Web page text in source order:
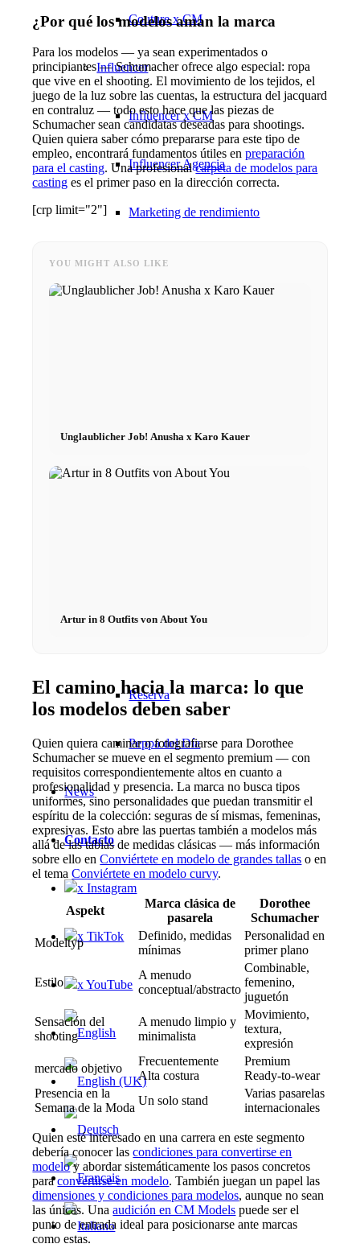
Couture x CM
Influencer
Influencer x CM
Influencer Agencia
Marketing de rendimiento
Marketing de Influencers
Reserva
Peppa del Día
News
Contacto
x Instagram
x TikTok
x YouTube
¿Por qué los modelos aman la marca
Para los modelos — ya sean experimentados o
principiantes — Schumacher ofrece algo especial: ropa
que vive en el shooting. El movimiento de los tejidos, el
juego de la luz sobre las cuentas, la estructura del jacquard
en contraluz — todo esto hace que las piezas de
Schumacher sean candidatas deseadas para shootings.
Quien quiera saber cómo prepararse para este tipo de
empleo, encontrará fundamentos útiles enpreparación
para el casting. Una profesionalcarpeta de modelos para
casting es el primer paso en la dirección correcta.
[crp limit="2"]
YOU MIGHT ALSO LIKE
Unglaublicher Job! Anusha x Karo Kauer
Artur in 8 Outfits von About You
El camino hacia la marca: lo que
los modelos deben saber
Quien quiera caminar o fotografiarse para Dorothee
Schumacher se mueve en el segmento premium — con
requisitos correspondientemente altos en cuanto a
profesionalidad y presencia. La marca no busca tipos
uniformes, sino personalidades que puedan transmitir el
espíritu de la colección: seguras de sí mismas, femeninas,
expresivas. Esto abre las puertas también a modelos más
allá de las tablas de medidas clásicas — más información
sobre ello enConviértete en modelo de grandes tallas o en
el temaConviértete en modelo curvy.
Aspekt
Marca clásica de
pasarela
Dorothee
Schumacher
Modeltyp
Definido, medidas
mínimas
Personalidad en
primer plano
Estilo
A menudo
conceptual/abstracto
Combinable,
femenino,
juguetón
Sensación del
shooting
A menudo limpio y
minimalista
Movimiento,
textura,
expresión
mercado objetivo
Frecuentemente
Alta costura
Premium
Ready-to-wear
Presencia en la
Semana de la Moda
Un solo stand
Varias pasarelas
internacionales
Quien esté interesado en una carrera en este segmento
debería conocer lascondiciones para convertirse en
modeloy abordar sistemáticamente los pasos concretos
paraconvertirse en modelo. También juegan un papel las
dimensiones y condiciones para modelos, aunque no sean
las únicas. Unaaudición en CM Models puede ser el
punto de entrada ideal para posicionarse ante marcas
como estas.